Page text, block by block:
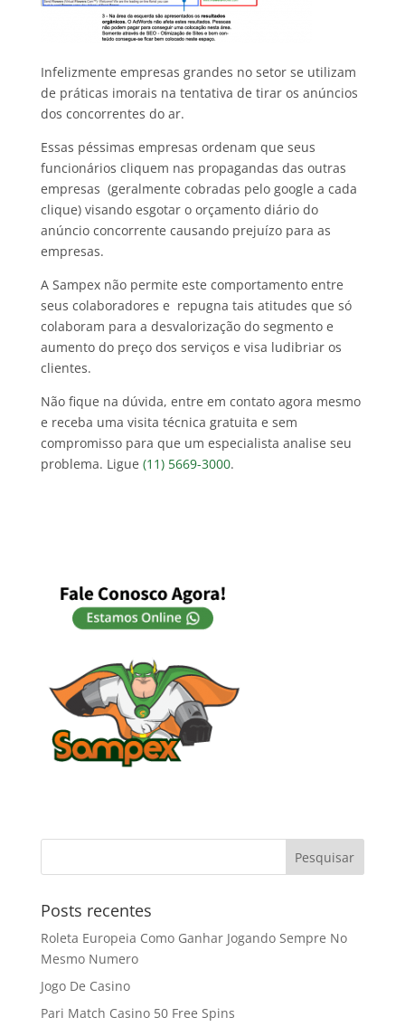
Infelizmente empresas grandes no setor se utilizam
de práticas imorais na tentativa de tirar os anúncios
dos concorrentes do ar.
Essas péssimas empresas ordenam que seus
funcionários cliquem nas propagandas das outras
empresas (geralmente cobradas pelo google a cada
clique) visando esgotar o orçamento diário do
anúncio concorrente causando prejuízo para as
empresas.
A Sampex não permite este comportamento entre
seus colaboradores e repugna tais atitudes que só
colaboram para a desvalorização do segmento e
aumento do preço dos serviços e visa ludibriar os
clientes.
Não fique na dúvida, entre em contato agora mesmo
e receba uma visita técnica gratuita e sem
compromisso para que um especialista analise seu
problema. Ligue (11) 5669-3000.
Posts recentes
Roleta Europeia Como Ganhar Jogando Sempre No
Mesmo Numero
Jogo De Casino
Pari Match Casino 50 Free Spins